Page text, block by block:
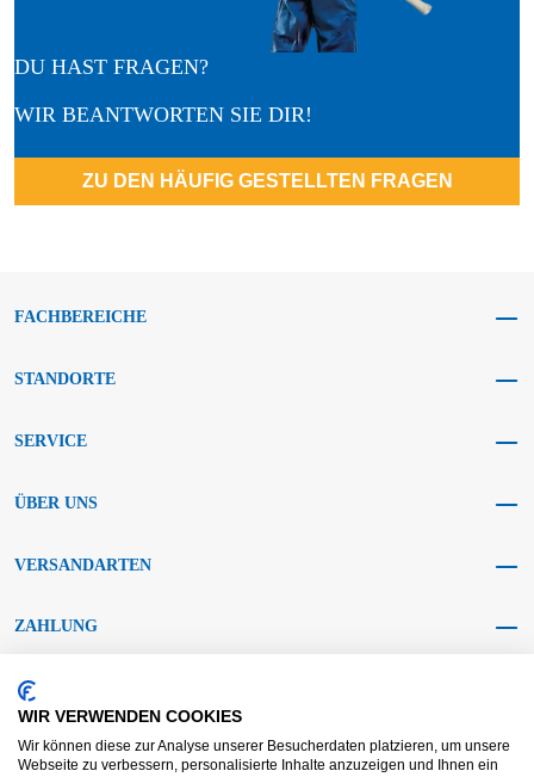
DU HAST FRAGEN?
WIR BEANTWORTEN SIE DIR!
ZU DEN HÄUFIG GESTELLTEN FRAGEN
FACHBEREICHE
STANDORTE
SERVICE
ÜBER UNS
VERSANDARTEN
ZAHLUNG
SOCIAL MEDIA
WIR VERWENDEN COOKIES
Wir können diese zur Analyse unserer Besucherdaten platzieren, um unsere
Webseite zu verbessern, personalisierte Inhalte anzuzeigen und Ihnen ein